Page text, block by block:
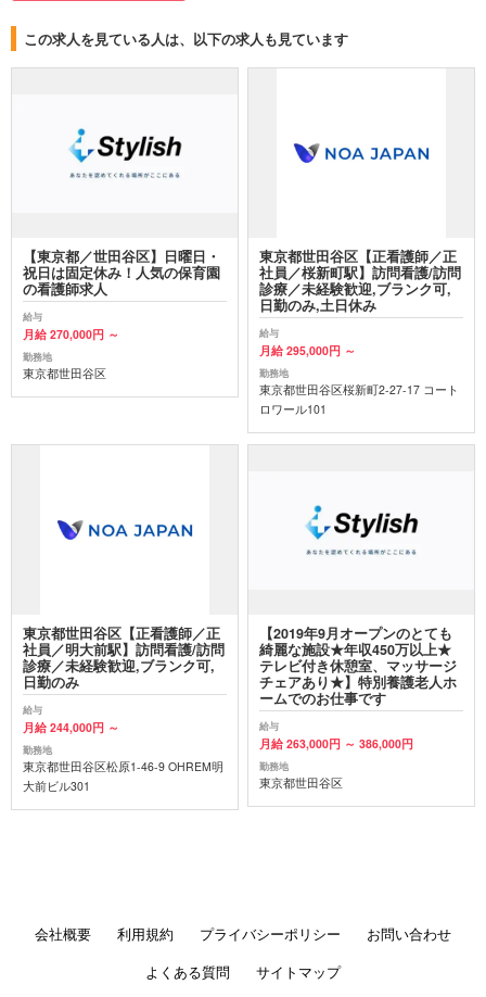
この求人を見ている人は、以下の求人も見ています
【東京都／世田谷区】日曜日・
祝日は固定休み！人気の保育園
の看護師求人
給与
月給 270,000円 ～
勤務地
東京都世田谷区
東京都世田谷区【正看護師／正
社員／桜新町駅】訪問看護/訪問
診療／未経験歓迎,ブランク可,
日勤のみ,土日休み
給与
月給 295,000円 ～
勤務地
東京都世田谷区桜新町2-27-17 コート
ロワール101
東京都世田谷区【正看護師／正
社員／明大前駅】訪問看護/訪問
診療／未経験歓迎,ブランク可,
日勤のみ
給与
月給 244,000円 ～
勤務地
東京都世田谷区松原1-46-9 OHREM明
大前ビル301
【2019年9月オープンのとても
綺麗な施設★年収450万以上★
テレビ付き休憩室、マッサージ
チェアあり★】特別養護老人ホ
ームでのお仕事です
給与
月給 263,000円 ～ 386,000円
勤務地
東京都世田谷区
会社概要 利用規約 プライバシーポリシー
お問い合わせ
よくある質問
サイトマップ